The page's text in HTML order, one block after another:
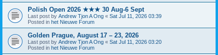
Polish Open 2026 ★★★ 30 Aug-6 Sept
Last post by Andrew Tjon A Ong « Sat Jul 11, 2026 03:39
Posted in het Nieuwe Forum
Golden Prague, August 17 – 23, 2026
Last post by Andrew Tjon A Ong « Sat Jul 11, 2026 03:20
Posted in het Nieuwe Forum